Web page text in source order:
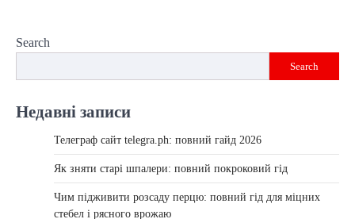
Search
Search
Недавні записи
Телеграф сайт telegra.ph: повний гайд 2026
Як зняти старі шпалери: повний покроковий гід
Чим підживити розсаду перцю: повний гід для міцних
стебел і рясного врожаю